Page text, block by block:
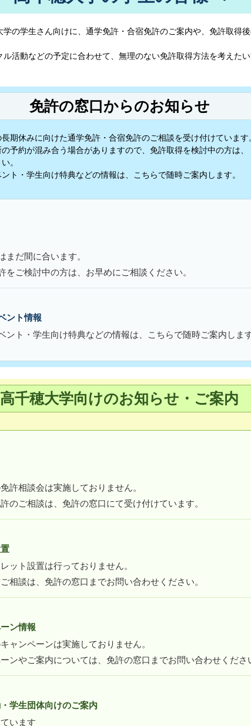
学の学生さん向けに、通学免許・合宿免許のご案内や、免許取得
活動などの予定に合わせて、無理のない免許取得方法を考えた
免許の窓口からのお知らせ
期休みに向けた通学免許・合宿免許のご相談を受け付けています
予約が混み合う場合がありますので、免許取得を検討中の方は、
。
ト・学生向け特典などの情報は、こちらで随時ご案内します。
まだ間に合います。
をご検討中の方は、お早めにご相談ください。
ント情報
ント・学生向け特典などの情報は、こちらで随時ご案内しま
高千穂大学向けのお知らせ・ご案内
許相談会は実施しておりません。
のご相談は、免許の窓口にて受け付けています。
ット設置は行っておりません。
相談は、免許の窓口までお問い合わせください。
ン情報
ャンペーンは実施しておりません。
ンやご案内については、免許の窓口までお問い合わせくださ
学生団体向けのご案内
います